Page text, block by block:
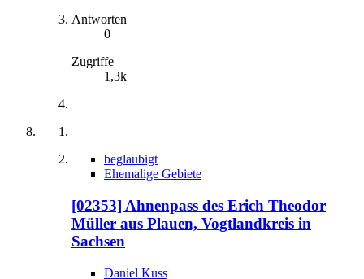
Antworten
0
Zugriffe
1,3k
beglaubigt
Ehemalige Gebiete
[02353] Ahnenpass des Erich Theodor
Müller aus Plauen, Vogtlandkreis in
Sachsen
Daniel Kuss